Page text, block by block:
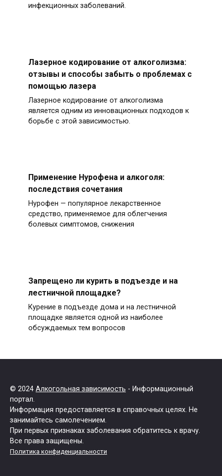
инфекционных заболеваний.
Лазерное кодирование от алкоголизма:
отзывы и способы забыть о проблемах с
помощью лазера
Лазерное кодирование от алкоголизма
является одним из инновационных подходов к
борьбе с этой зависимостью.
Применение Нурофена и алкоголя:
последствия сочетания
Нурофен — популярное лекарственное
средство, применяемое для облегчения
болевых симптомов, снижения
Запрещено ли курить в подъезде и на
лестничной площадке?
Курение в подъезде дома и на лестничной
площадке является одной из наиболее
обсуждаемых тем вопросов
© 2024 Алкогольная зависимость - Информационный
портал.
Информация предоставляется в справочных целях. Не
занимайтесь самолечением.
При первых признаках заболевания обратитесь к врачу.
Все права защищены.
Политика конфиденциальности